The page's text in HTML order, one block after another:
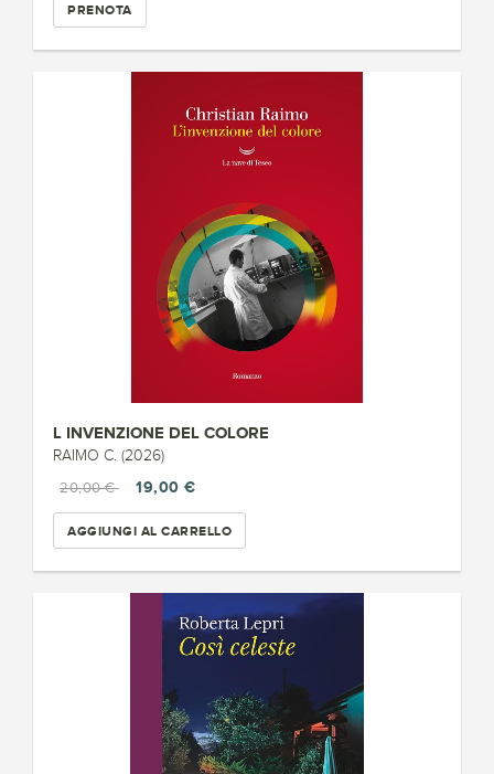
PRENOTA
L INVENZIONE DEL COLORE
RAIMO C. (2026)
20,00 €
19,00 €
AGGIUNGI AL CARRELLO